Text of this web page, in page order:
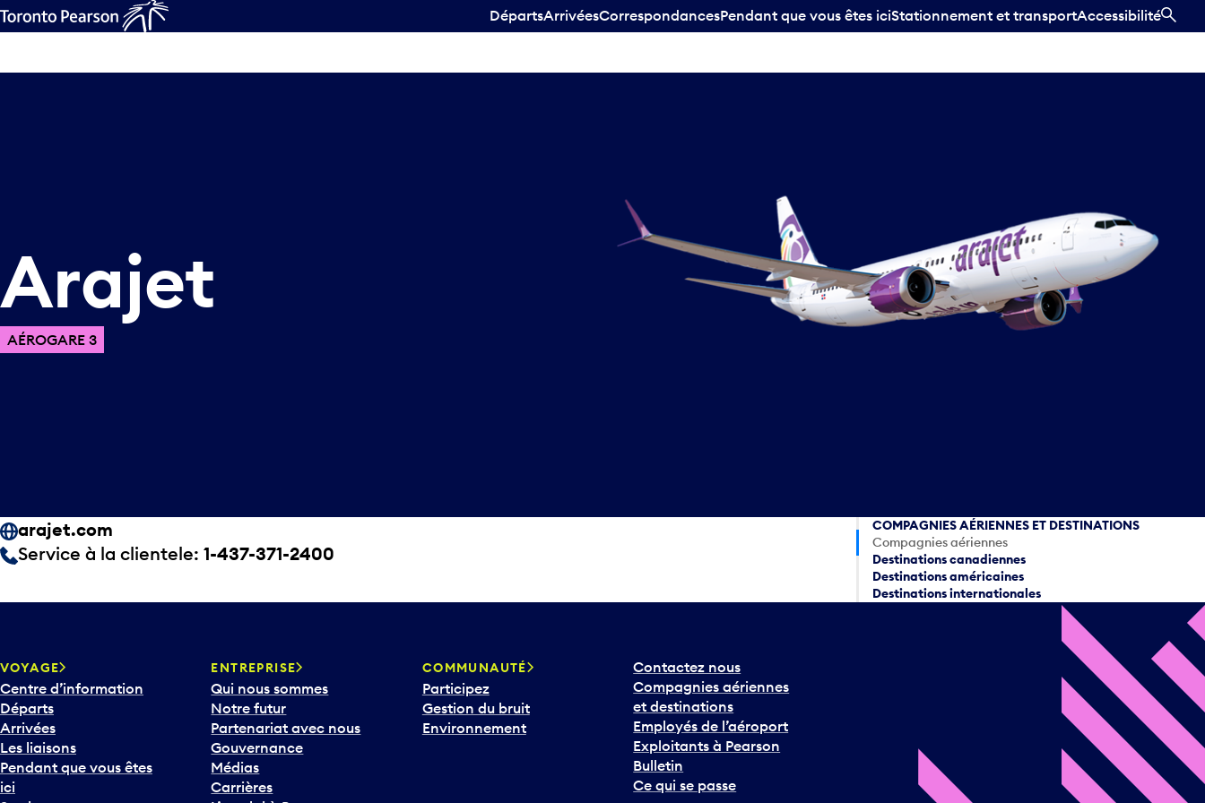
DépartsArrivéesCorrespondancesPendant que vous êtes iciStationnement et transportAccessibilité
Arajet
AÉROGARE 3
arajet.com
Service à la clientele: 1-437-371-2400
COMPAGNIES AÉRIENNES ET DESTINATIONS
Compagnies aériennes
Destinations canadiennes
Destinations américaines
Destinations internationales
VOYAGE
Centre d’information
Départs
Arrivées
Les liaisons
Pendant que vous êtes
ici
ENTREPRISE
Qui nous sommes
Notre futur
Partenariat avec nous
Gouvernance
Médias
Carrières
COMMUNAUTÉ
Participez
Gestion du bruit
Environnement
Contactez nous
Compagnies aériennes
et destinations
Employés de l’aéroport
Exploitants à Pearson
Bulletin
Ce qui se passe